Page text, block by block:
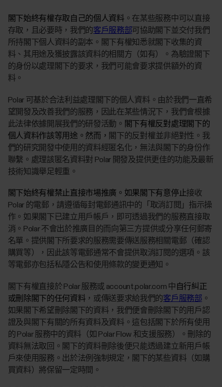
閣下始終有權存取自己的個人資料。在某些服務中可以直接
存取，且必要時，我們的客戶服務部可協助閣下並交付我們
所持閣下個人資料的副本。閣下有權知悉就閣下收集的資
料、其用途及獲披露該資料的相關方（如有）。為驗證閣下
的身份以處理閣下的要求，我們可能會要求提供額外的資
料。
Polar 可基於合法利益處理閣下的個人資料。由於我們一直希
望開發及改善我們的服務，因此在某些情況下，我們會根據
此法律依據開展我們的研發活動。 閣下有權反對處理閣下的
個人資料作該等用途。然而， 閣下的反對權並非絕對性。我
們的研究開發中使用的資料經匿名化，無法與閣下的身份作
聯繫。處理該匿名資料對 Polar 開發及提供更佳的功能及最新
技術知識舉足輕重。
閣下始終有權禁止直接市場推廣。如果閣下有意停止接收
Polar 的電郵，請遵循每封電郵通訊中的「取消訂閱」指示操
作。如果閣下已建立用戶帳戶，即可透過我們的服務直接取
消。Polar 不會出於推廣目的而向第三方提供或分享任何郵寄
名單。提供閣下所要求的服務需要傳送服務相關電郵（確認
購買等），因此該等電郵通常不會提供取消訂閱的選項。該
等電郵亦包括私隱公告和使用條款的變更通知。
閣下有權直接於 Polar 服務或 account.polar.com 中 自行糾正
或刪除閣下的任何資料，或傳送要求給我們的客戶服務部 。
如果閣下希望刪除閣下的資料，我們便會刪除閣下的用戶認
證及與閣下有關的所有資料及資料。這包括閣下於所有使用
的 Polar 服務中的資料（如 Polar Flow 和支援服務）。刪除的
資料無法取回。閣下的資料刪除後便只能透過建立新用戶帳
戶來使用服務。出於法例強制規定，閣下的某些資料（如購
買資料）將保留一定時間。